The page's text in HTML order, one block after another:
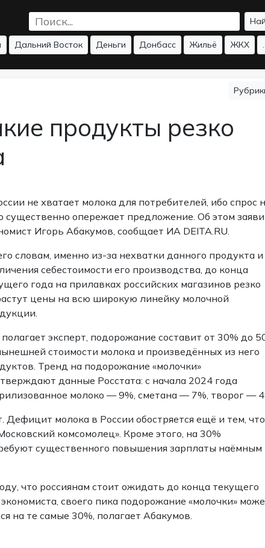
Дальний Восток Деньги Донбасс Жильё ЖКХ
продукты резко
не хватает молока для потребителей, ибо спрос
существенно опережает предложение. Об этом
Игорь Абакумов, сообщает ИА DEITA.RU.
словам, именно из-за нехватки данного продукта и
себестоимости его производства, до конца
года на прилавках российских магазинов резко
цены на всю широкую линейку молочной
эксперт, подорожание составит от 30% до
стоимости молока и произведённых из него
Тренд на подорожание «молочки»
данные Росстата: с начала 2024 года
молоко — 9%, сметана — 7%, творог —
Дефицит молока в России обостряется ещё и тем, что
комсомолец». Кроме этого, на 30%
существенного повышения зарплаты наёмным
что россиянам стоит ожидать до конца текущего
своего пика подорожание «молочки»
на те самые 30%, полагает Абакумов.